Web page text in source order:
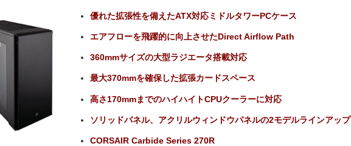
優れた拡張性を備えたATX対応ミドルタワーPCケース
エアフローを飛躍的に向上させたDirect Airflow Path
360mmサイズの大型ラジエータ搭載対応
最大370mmを確保した拡張カードスペース
高さ170mmまでのハイハイトCPUクーラーに対応
ソリッドパネル、アクリルウィンドウパネルの2モデルラインアップ
CORSAIR Carbide Series 270R